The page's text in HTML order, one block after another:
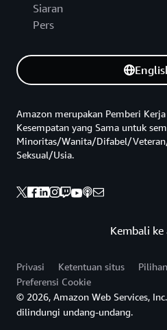
Siaran
Pers
Kembali ke
Amazon merupakan Pemberi
Kesempatan yang Sama untuk
Minoritas/Wanita/Difabel/
Seksual/Usia.
Privasi Ketentuan situs
Preferensi Cookie
© 2026, Amazon Web Services,
dilindungi undang-undang.